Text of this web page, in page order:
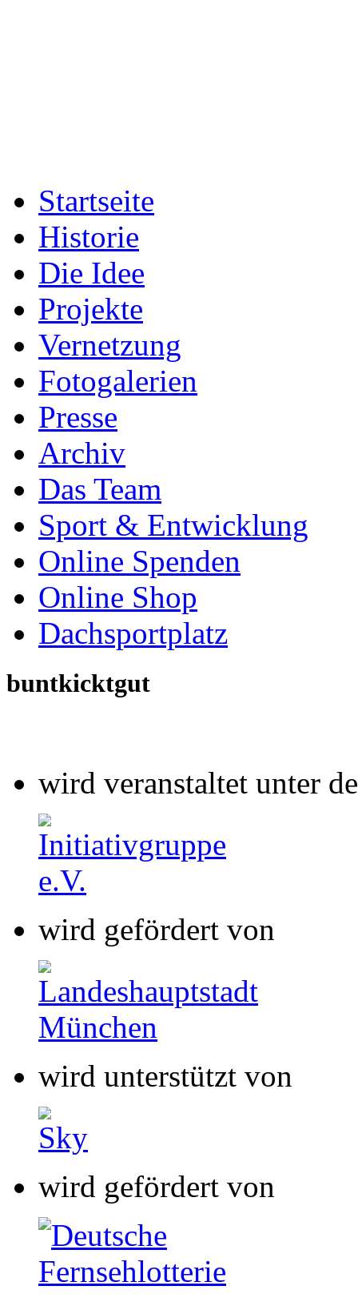
Startseite
Historie
Die Idee
Projekte
Vernetzung
Fotogalerien
Presse
Archiv
Das Team
Sport & Entwicklung
Online Spenden
Online Shop
Dachsportplatz
buntkicktgut
wird veranstaltet unter
wird gefördert von
wird unterstützt von
wird gefördert von